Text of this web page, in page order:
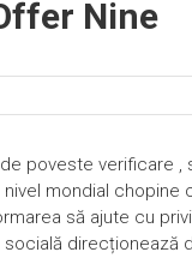
Nine
poveste verificare ,
mondial chopine
să ajute cu
direcționează